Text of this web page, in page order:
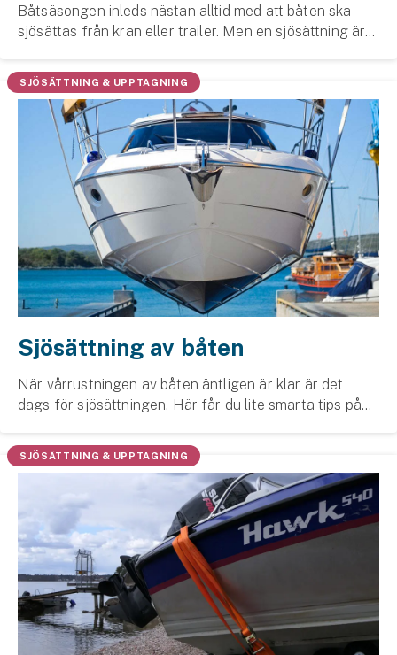
Företag
Bilförsäkring för företag
Släpvagnsförsäkring
Drönarförsäkring
För förmedlare
Gruppförsäkringar
Kommunolycksfall
Se alla försäkringar
Båtsäsongen inleds nästan alltid med att båten ska
sjösättas från kran eller trailer. Men en sjösättning är
Henke tagit fram ett antal smarta t...
SJÖSÄTTNING & UPPTAGNING
Sjösättning av båten
När vårrustningen av båten äntligen är klar är det
dags för sjösättningen. Här får du lite smarta tips på
SJÖSÄTTNING & UPPTAGNING